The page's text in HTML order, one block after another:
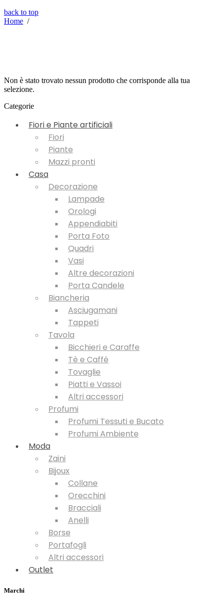
back to top
Home /
Non è stato trovato nessun prodotto che corrisponde alla tua
selezione.
Categorie
Fiori e Piante artificiali
Fiori
Piante
Mazzi pronti
Casa
Decorazione
Lampade
Orologi
Appendiabiti
Porta Foto
Quadri
Vasi
Altre decorazioni
Porta Candele
Biancheria
Asciugamani
Tappeti
Tavola
Bicchieri e Caraffe
Tè e Caffé
Tovaglie
Piatti e Vassoi
Altri accessori
Profumi
Profumi Tessuti e Bucato
Profumi Ambiente
Moda
Zaini
Bijoux
Collane
Orecchini
Bracciali
Anelli
Borse
Portafogli
Altri accessori
Outlet
Marchi